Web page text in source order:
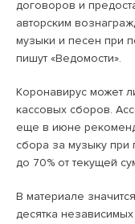
Сведения об
Согласие
данных
договоров и
авторским
музыки и песен при
пишут «Ведомости».
Коронавирус может
кассовых сборов.
еще в июне
сбора за музыку
до 70% от текущей
В материале
десятка